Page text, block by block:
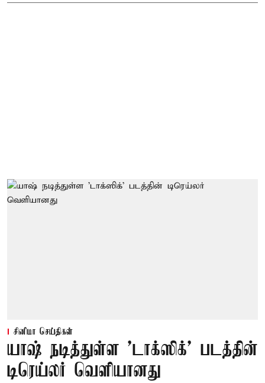
சினிமா செய்திகள்
யாஷ் நடித்துள்ள 'டாக்‌ஸிக்' படத்தின்
டிரெய்லர் வெளியானது